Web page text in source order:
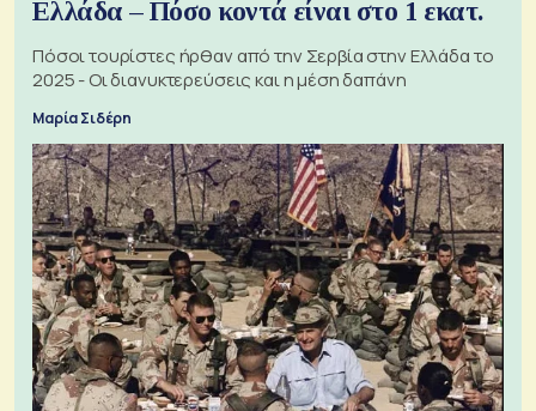
Ελλάδα – Πόσο κοντά είναι στο 1 εκατ.
Πόσοι τουρίστες ήρθαν από την Σερβία στην Ελλάδα το
2025 - Οι διανυκτερεύσεις και η μέση δαπάνη
Μαρία Σιδέρη